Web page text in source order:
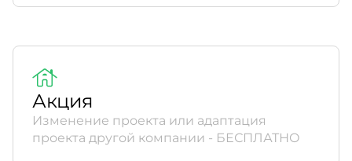
Акция
Изменение проекта или адаптация
проекта другой компании - БЕСПЛАТНО